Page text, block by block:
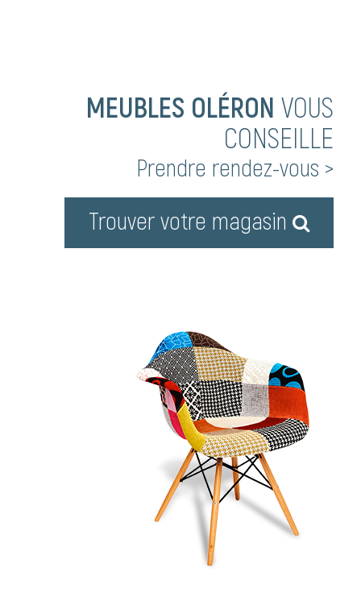
MEUBLES OLÉRON VOUS
CONSEILLE
Prendre rendez-vous >
Trouver votre magasin